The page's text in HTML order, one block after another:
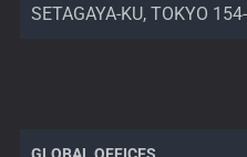
SETAGAYA-KU, TOKYO
GLOBAL OFFICES